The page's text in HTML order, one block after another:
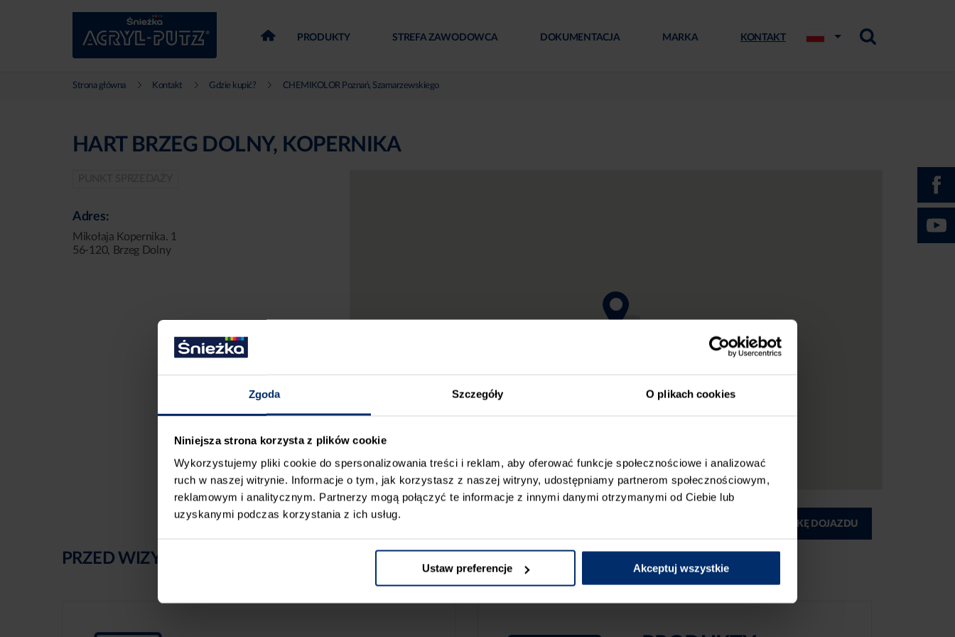
Zgoda Szczegóły O plikach cookies
Niniejsza strona korzysta z plików cookie
Wykorzystujemy pliki cookie do spersonalizowania treści i reklam, aby oferować funkcje społecznościowe i analizować
ruch w naszej witrynie. Informacje o tym, jak korzystasz z naszej witryny, udostępniamy partnerom społecznościowym,
reklamowym i analitycznym. Partnerzy mogą połączyć te informacje z innymi danymi otrzymanymi od Ciebie lub
uzyskanymi podczas korzystania z ich usług.
Ustaw preferencje Akceptuj wszystkie
PRODUKTY STREFA ZAWODOWCA DOKUMENTACJA MARKA KONTAKT
Strona główna Kontakt Gdzie kupić? CHEMIKOLOR Poznań, Szamarzewskiego
HART BRZEG DOLNY, KOPERNIKA
Adres:
Mikołaja Kopernika. 1
56-120, Brzeg Dolny
DRUKUJ MAPKĘ DOJAZDU
PRZED WIZYTĄ W SKLEPIE POLECAMY: